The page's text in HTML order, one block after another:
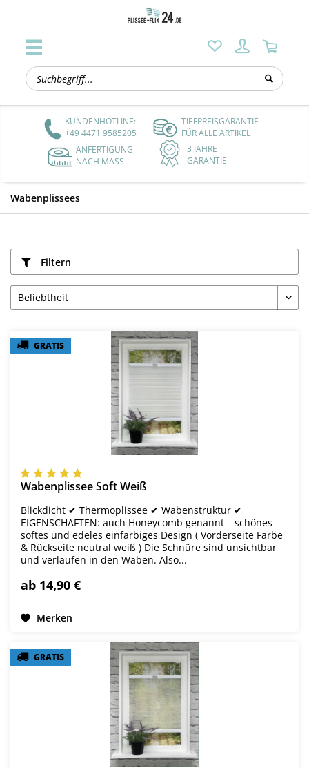
KUNDENHOTLINE:
+49 4471 9585205
TIEFPREISGARANTIE
FÜR ALLE ARTIKEL
ANFERTIGUNG
NACH MASS
3 JAHRE
GARANTIE
Wabenplissees
Filtern
GRATIS
GRATIS
Wabenplissee Soft Weiß
Blickdicht ✔ Thermoplissee ✔ Wabenstruktur ✔
EIGENSCHAFTEN: auch Honeycomb genannt – schönes
softes und edeles einfarbiges Design ( Vorderseite Farbe
& Rückseite neutral weiß ) Die Schnüre sind unsichtbar
und verlaufen in den Waben. Also...
ab 14,90 €
Merken
GRATIS
GRATIS